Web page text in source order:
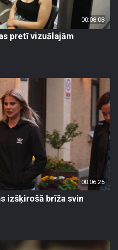
00:08:08
pretī vizuālajām
00:06:25
izšķirošā brīža svin